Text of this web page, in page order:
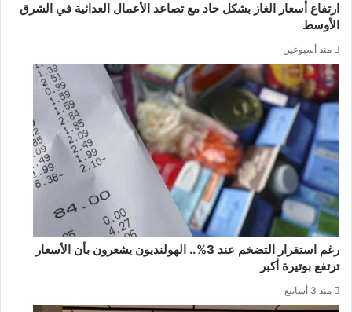
ارتفاع أسعار الغاز بشكل حاد مع تصاعد الأعمال العدائية في الشرق
الأوسط
منذ أسبوعين
رغم استقرار التضخم عند 3%.. الهولنديون يشعرون بأن الأسعار
ترتفع بوتيرة أكبر
منذ 3 أسابيع